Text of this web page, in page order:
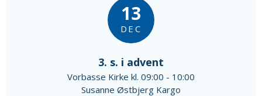
13
DEC
3. s. i advent
Vorbasse Kirke kl. 09:00 - 10:00
Susanne Østbjerg Kargo